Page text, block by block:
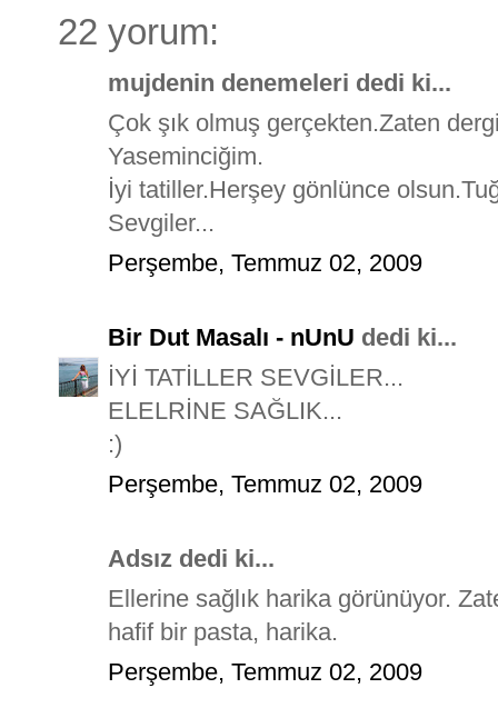
22 yorum:
mujdenin denemeleri dedi ki...
Çok şık olmuş gerçekten.Zaten
Yaseminciğim.
İyi tatiller.Herşey gönlünce
Sevgiler...
Perşembe, Temmuz 02, 2009
Bir Dut Masalı - nUnU dedi ki...
İYİ TATİLLER SEVGİLER...
ELELRİNE SAĞLIK...
:)
Perşembe, Temmuz 02, 2009
Adsız dedi ki...
Ellerine sağlık harika görünüyor.
hafif bir pasta, harika.
Perşembe, Temmuz 02, 2009